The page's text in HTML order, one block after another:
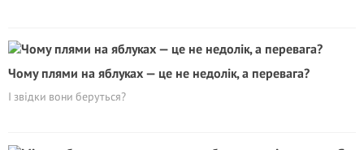
Чому плями на яблуках — це не недолік, а перевага?
І звідки вони беруться?